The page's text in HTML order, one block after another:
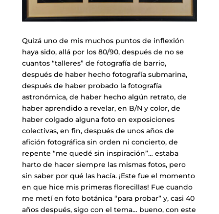
Quizá uno de mis muchos puntos de inflexión
haya sido, allá por los 80/90, después de no se
cuantos “talleres” de fotografía de barrio,
después de haber hecho fotografía submarina,
después de haber probado la fotografía
astronómica, de haber hecho algún retrato, de
haber aprendido a revelar, en B/N y color, de
haber colgado alguna foto en exposiciones
colectivas, en fin, después de unos años de
afición fotográfica sin orden ni concierto, de
repente “me quedé sin inspiración”… estaba
harto de hacer siempre las mismas fotos, pero
sin saber por qué las hacía. ¡Este fue el momento
en que hice mis primeras florecillas! Fue cuando
me metí en foto botánica “para probar” y, casi 40
años después, sigo con el tema… bueno, con este